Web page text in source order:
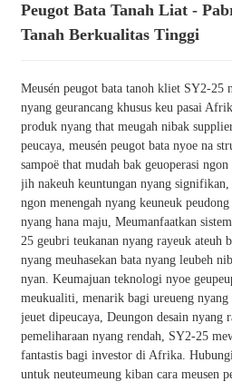
Peugot Bata Tanah Liat -
Tanah Berkualitas Tinggi
Meusén peugot bata tanoh kliet SY2-25
nyang geurancang khusus keu pasai
produk nyang that meugah nibak
peucaya, meusén peugot bata nyoe na
sampoë that mudah bak geuoperasi
jih nakeuh keuntungan nyang
ngon menengah nyang keuneuk
nyang hana maju, Meumanfaatkan
25 geubri teukanan nyang rayeuk ateuh
nyang meuhasekan bata nyang leubeh
nyan. Keumajuan teknologi nyoe
meukualiti, menarik bagi ureueng
jeuet dipeucaya, Deungon desain nyang
pemeliharaan nyang rendah, SY2-25
fantastis bagi investor di Afrika.
untuk neuteumeung kiban cara meusen